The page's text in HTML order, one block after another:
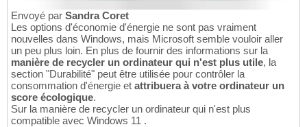
Envoyé par Sandra Coret
Les options d'économie d'énergie ne sont pas vraiment
nouvelles dans Windows, mais Microsoft semble vouloir aller
un peu plus loin. En plus de fournir des informations sur la
manière de recycler un ordinateur qui n'est plus utile, la
section "Durabilité" peut être utilisée pour contrôler la
consommation d'énergie et attribuera à votre ordinateur un
score écologique.
Sur la manière de recycler un ordinateur qui n'est plus
compatible avec Windows 11 .